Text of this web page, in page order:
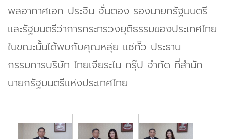
พลอากาศเอก ประจิน จั่นตอง รองนายกรัฐมนตรี
และรัฐมนตรีว่าการกระทรวงยุติธรรมของประเทศไทย
ในขณะนั้นได้พบกับคุณหลุ่ย แซ่กั๊ว ประธาน
กรรมการบริษัท ไทยเจียระไน กรุ๊ป จำกัด ที่สำนัก
นายกรัฐมนตรีแห่งประเทศไทย